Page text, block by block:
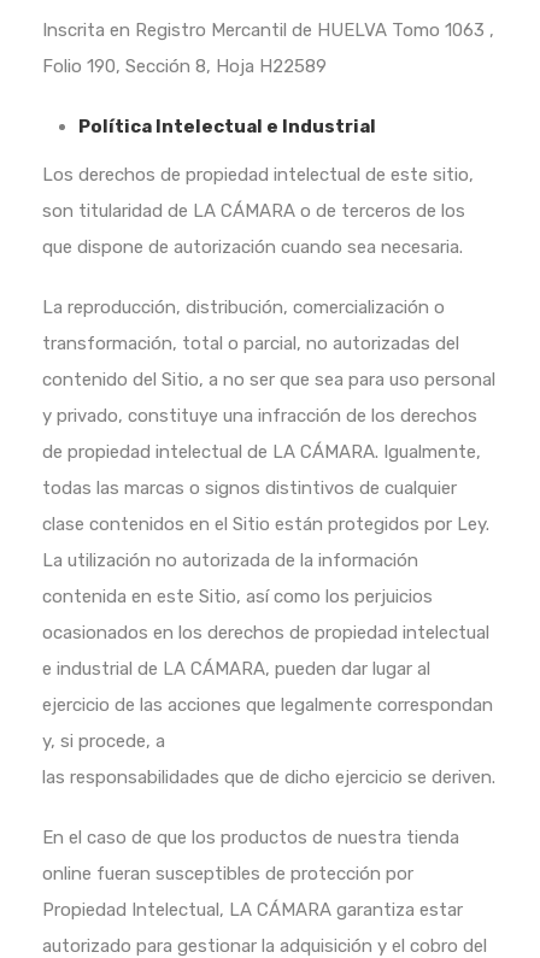
Inscrita en Registro Mercantil de HUELVA Tomo 1063 ,
Folio 190, Sección 8, Hoja H22589
Política Intelectual e Industrial
Los derechos de propiedad intelectual de este sitio,
son titularidad de LA CÁMARA o de terceros de los
que dispone de autorización cuando sea necesaria.
La reproducción, distribución, comercialización o
transformación, total o parcial, no autorizadas del
contenido del Sitio, a no ser que sea para uso personal
y privado, constituye una infracción de los derechos
de propiedad intelectual de LA CÁMARA. Igualmente,
todas las marcas o signos distintivos de cualquier
clase contenidos en el Sitio están protegidos por Ley.
La utilización no autorizada de la información
contenida en este Sitio, así como los perjuicios
ocasionados en los derechos de propiedad intelectual
e industrial de LA CÁMARA, pueden dar lugar al
ejercicio de las acciones que legalmente correspondan
y, si procede, a
las responsabilidades que de dicho ejercicio se deriven.
En el caso de que los productos de nuestra tienda
online fueran susceptibles de protección por
Propiedad Intelectual, LA CÁMARA garantiza estar
autorizado para gestionar la adquisición y el cobro del